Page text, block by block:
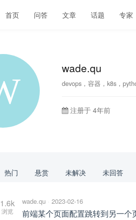
首页 问答 文章 话题 专家
wade.qu
devops，容器，k8s，
注册于 4年前
热门 悬赏 未解决 未回答
1.6k
浏览
wade.qu 2023-02-16
前端某个页面配置跳转到另一个